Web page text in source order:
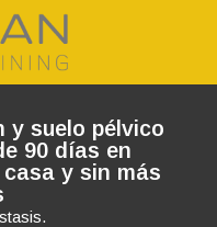
y suelo pélvico
90 días en
y sin más